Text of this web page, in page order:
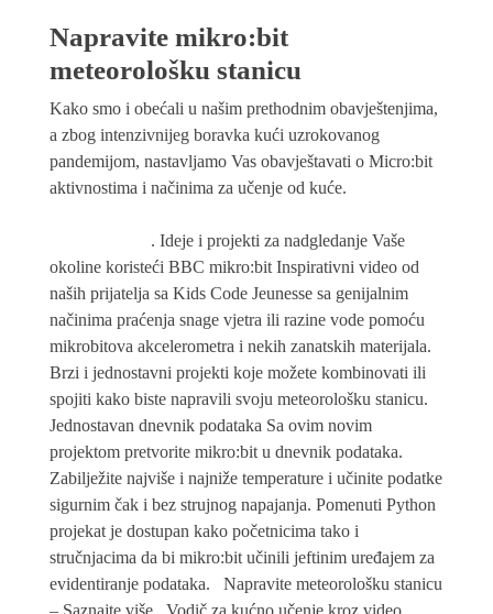
Napravite mikro:bit
meteorološku stanicu
Kako smo i obećali u našim prethodnim obavještenjima,
a zbog intenzivnijeg boravka kući uzrokovanog
pandemijom, nastavljamo Vas obavještavati o Micro:bit
aktivnostima i načinima za učenje od kuće.
. Ideje i projekti za nadgledanje Vaše
okoline koristeći BBC mikro:bit Inspirativni video od
naših prijatelja sa Kids Code Jeunesse sa genijalnim
načinima praćenja snage vjetra ili razine vode pomoću
mikrobitova akcelerometra i nekih zanatskih materijala.
Brzi i jednostavni projekti koje možete kombinovati ili
spojiti kako biste napravili svoju meteorološku stanicu.
Jednostavan dnevnik podataka Sa ovim novim
projektom pretvorite mikro:bit u dnevnik podataka.
Zabilježite najviše i najniže temperature i učinite podatke
sigurnim čak i bez strujnog napajanja. Pomenuti Python
projekat je dostupan kako početnicima tako i
stručnjacima da bi mikro:bit učinili jeftinim uređajem za
evidentiranje podataka. Napravite meteorološku stanicu
– Saznajte više Vodič za kućno učenje kroz video